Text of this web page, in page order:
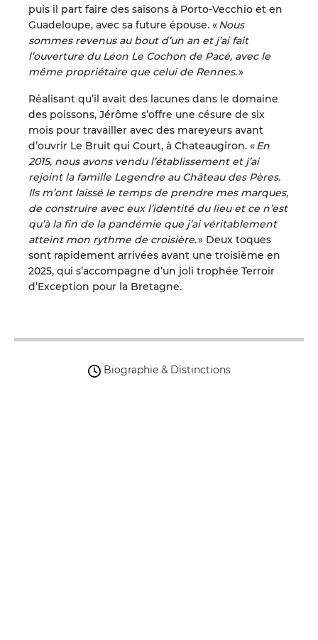
puis il part faire des saisons à Porto-Vecchio et en
Guadeloupe, avec sa future épouse. «Nous
sommes revenusau bout d’un an et j’ai fait
l’ouverture du Léon Le Cochon de Pacé, avec le
même propriétaire que celui de Rennes. »
Réalisant qu’il avait des lacunes dans le domaine
des poissons, Jérôme s’offre une césure de six
mois pour travailler avec des mareyeurs avant
d’ouvrir Le Bruit qui Court, à Chateaugiron. «En
2015, nous avons vendu l’établissement et j’ai
rejoint la famille Legendre au Château des Pères.
Ils m’ont laissé le temps de prendre mes marques,
de construire avec eux l’identité du lieu et ce n’est
qu’à la fin de la pandémie que j’ai véritablement
atteint mon rythme de croisière.» Deux toques
sont rapidement arrivées avant une troisième en
2025, qui s’accompagne d’un joli trophée Terroir
d’Exception pour la Bretagne.
Biographie & Distinctions